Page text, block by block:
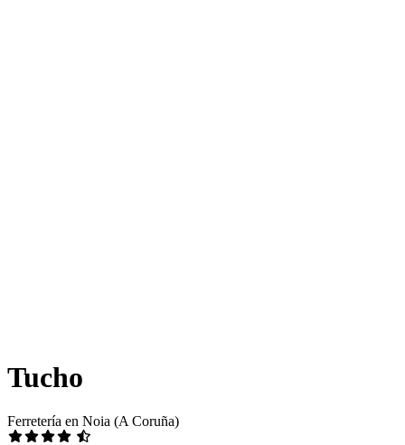
Tucho
Ferretería en Noia (A Coruña)